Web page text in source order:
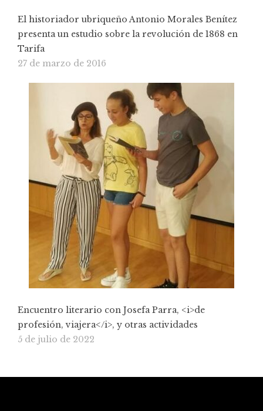
El historiador ubriqueño Antonio Morales Benítez
presenta un estudio sobre la revolución de 1868 en
Tarifa
27 de marzo de 2016
Encuentro literario con Josefa Parra, <i>de
profesión, viajera</i>, y otras actividades
5 de julio de 2022